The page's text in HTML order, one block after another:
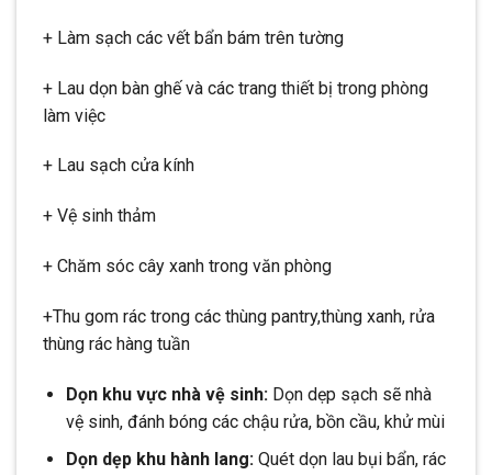
+ Làm sạch các vết bẩn bám trên tường
+ Lau dọn bàn ghế và các trang thiết bị trong phòng
làm việc
+ Lau sạch cửa kính
+ Vệ sinh thảm
+ Chăm sóc cây xanh trong văn phòng
+Thu gom rác trong các thùng pantry,thùng xanh, rửa
thùng rác hàng tuần
Dọn khu vực nhà vệ sinh:Dọn dẹp sạch sẽ nhà
vệ sinh, đánh bóng các chậu rửa, bồn cầu, khử mùi
Dọn dẹp khu hành lang:Quét dọn lau bụi bẩn, rác